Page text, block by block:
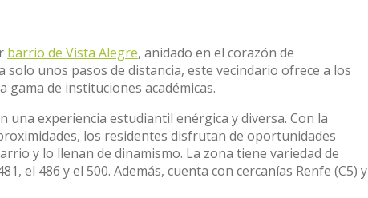
barrio de Vista Alegre, anidado en el corazón de
unos pasos de distancia, este vecindario ofrece a los
gama de instituciones académicas.
una experiencia estudiantil enérgica y diversa. Con la
los residentes disfrutan de oportunidades
y lo llenan de dinamismo. La zona tiene variedad de
el 486 y el 500. Además, cuenta con cercanías Renfe (C5) y